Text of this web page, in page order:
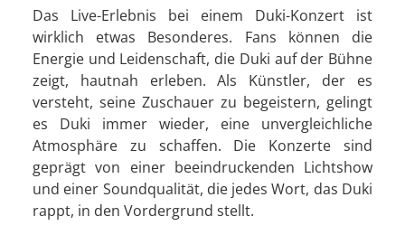
Das Live-Erlebnis bei einem Duki-Konzert ist
wirklich etwas Besonderes. Fans können die
Energie und Leidenschaft, die Duki auf der Bühne
zeigt, hautnah erleben. Als Künstler, der es
versteht, seine Zuschauer zu begeistern, gelingt
es Duki immer wieder, eine unvergleichliche
Atmosphäre zu schaffen. Die Konzerte sind
geprägt von einer beeindruckenden Lichtshow
und einer Soundqualität, die jedes Wort, das Duki
rappt, in den Vordergrund stellt.